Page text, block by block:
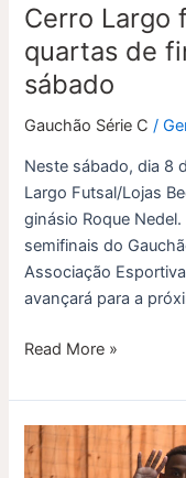
Cerro Largo
quartas de
sábado
Gauchão Série C /
Neste sábado, dia 8
Largo Futsal/Lojas
ginásio Roque
semifinais do
Associação
avançará para a
neste
próximo
sábado
Read More »
Virada